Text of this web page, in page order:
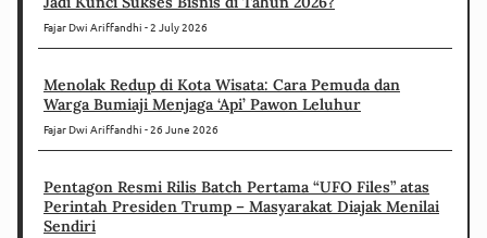
Fajar Dwi Ariffandhi 2 July 2026
Menolak Redup di Kota Wisata: Cara Pemuda dan
Warga Bumiaji Menjaga ‘Api’ Pawon Leluhur
Fajar Dwi Ariffandhi 26 June 2026
Pentagon Resmi Rilis Batch Pertama “UFO Files” atas
Perintah Presiden Trump – Masyarakat Diajak Menilai
Sendiri